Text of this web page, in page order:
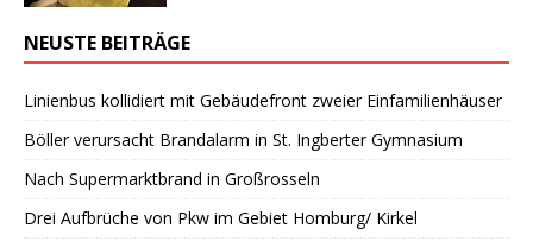
NEUSTE BEITRÄGE
Linienbus kollidiert mit Gebäudefront zweier Einfamilienhäuser
Böller verursacht Brandalarm in St. Ingberter Gymnasium
Nach Supermarktbrand in Großrosseln
Drei Aufbrüche von Pkw im Gebiet Homburg/ Kirkel